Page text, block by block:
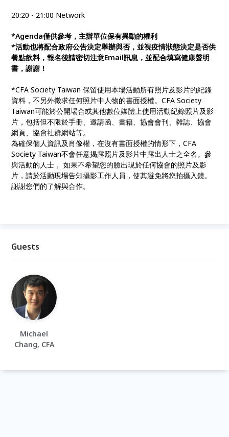
20:20 - 21:00 Network
*Agenda僅供參考，主辦單位保有異動的權利
*活動也將配合政府公告決定舉辦與否，並視疫情狀態決定是否供
餐點飲料，報名後請密切注意Email訊息，並配合填寫健康聲明
書，謝謝！
*CFA Society Taiwan 保留使用本場活動所有照片及影片的紀錄
資料，不另外徵求任何照片中人物的書面授權。CFA Society
Taiwan可能於公開場合或其他數位媒體上使用活動紀錄照片及影
片，包括但不限於手冊、邀請函、書籍、協會會刊、雜誌、協會
網頁、協會社群網站等。
為確保個人資訊及肖像權，在沒有書面授權的情形下，CFA
Society Taiwan不會任意揭露照片及影片中露出人士之全名。參
與活動的人士， 如果不希望您的臉出現於任何協會的照片及影
片，請於活動現場告知攝影工作人員，使其避免將您拍攝入鏡。
謝謝您們的了解與合作。
Guests
Michael
Chang, CFA